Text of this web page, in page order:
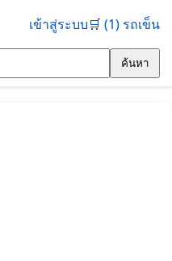
เข้าสู่ระบบ🛒 (1) รถเข็น
ค้นหา